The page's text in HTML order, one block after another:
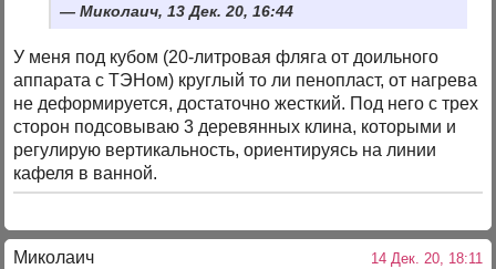
Миколаич, 13 Дек. 20, 16:44
У меня под кубом (20-литровая фляга от доильного
аппарата с ТЭНом) круглый то ли пенопласт, от нагрева
не деформируется, достаточно жесткий. Под него с трех
сторон подсовываю 3 деревянных клина, которыми и
регулирую вертикальность, ориентируясь на линии
кафеля в ванной.
Миколаич 14 Дек. 20, 18:11